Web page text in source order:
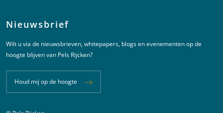
Nieuwsbrief
Wilt u via de nieuwsbrieven, whitepapers, blogs en evenementen op de
hoogte blijven van Pels Rijcken?
Houd mij op de hoogte